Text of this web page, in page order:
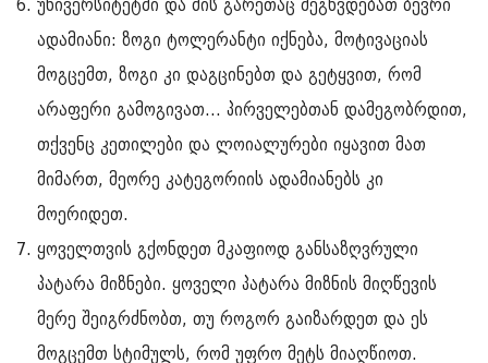
უნივერსიტეტში და მის გარეთაც შეგხვდებათ ბევრი
ადამიანი: ზოგი ტოლერანტი იქნება, მოტივაციას
მოგცემთ, ზოგი კი დაგცინებთ და გეტყვით, რომ
არაფერი გამოგივათ... პირველებთან დამეგობრდით,
თქვენც კეთილები და ლოიალურები იყავით მათ
მიმართ, მეორე კატეგორიის ადამიანებს კი
მოერიდეთ.
ყოველთვის გქონდეთ მკაფიოდ განსაზღვრული
პატარა მიზნები. ყოველი პატარა მიზნის მიღწევის
მერე შეიგრძნობთ, თუ როგორ გაიზარდეთ და ეს
მოგცემთ სტიმულს, რომ უფრო მეტს მიაღწიოთ.